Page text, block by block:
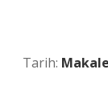
Tarih: